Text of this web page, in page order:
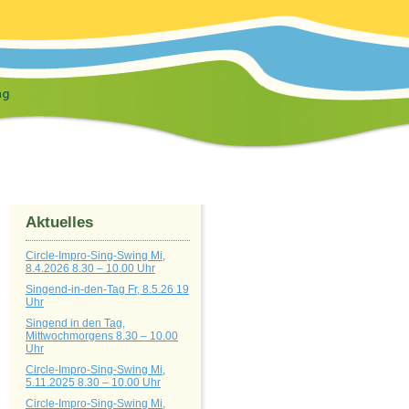
Aktuelles
Circle-Impro-Sing-Swing Mi,
8.4.2026 8.30 – 10.00 Uhr
Singend-in-den-Tag Fr, 8.5.26 19
Uhr
Singend in den Tag,
Mittwochmorgens 8.30 – 10.00
Uhr
Circle-Impro-Sing-Swing Mi,
5.11.2025 8.30 – 10.00 Uhr
Circle-Impro-Sing-Swing Mi,